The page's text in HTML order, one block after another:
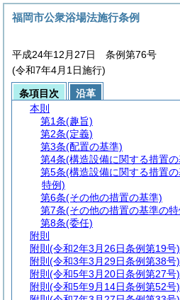
福岡市公衆浴場法施行条例
平成24年12月27日 条例第76号
(令和7年4月1日施行)
条項目次
沿革
本則
第1条(趣旨)
第2条(定義)
第3条(配置の基準)
第4条(構造設備に関する措置
第5条(構造設備に関する措置
特例)
第6条(その他の措置の基準)
第7条(その他の措置の基準の
第8条(委任)
附則
附則 (令和2年3月26日条例第19号)
附則 (令和3年3月29日条例第38号)
附則 (令和5年3月20日条例第27号)
附則 (令和5年9月14日条例第52号)